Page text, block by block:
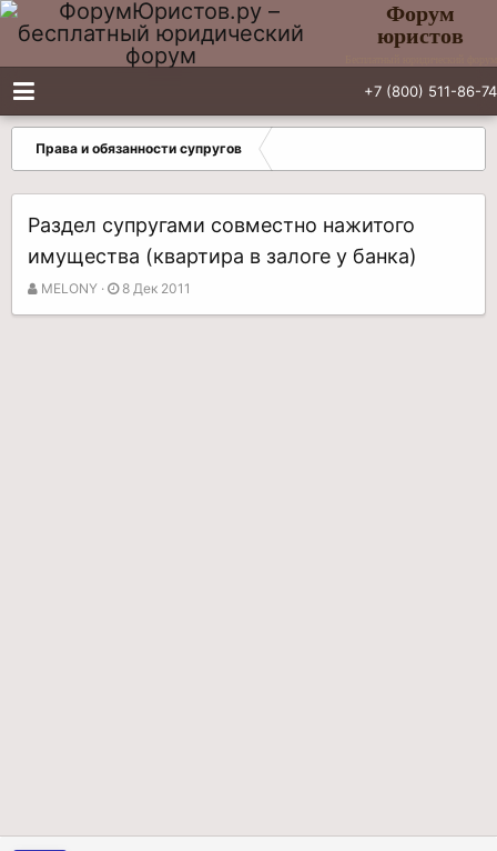
Форум
юристов
+7 (800) 511-86-74
Права и обязанности супругов
Раздел супругами совместно нажитого
имущества (квартира в залоге у банка)
А
MELONY
Д
8 Дек 2011